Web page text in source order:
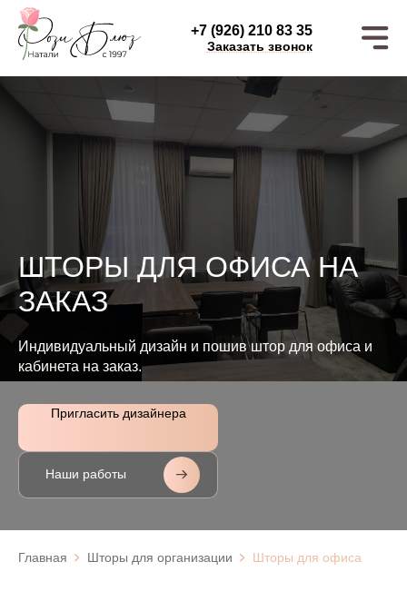
+7 (926) 210 83 35
Заказать звонок
ШТОРЫ ДЛЯ ОФИСА НА
ЗАКАЗ
Индивидуальный дизайн и пошив штор для офиса и
кабинета на заказ.
Пригласить дизайнера
Наши работы
Главная Шторы для организации Шторы для офиса